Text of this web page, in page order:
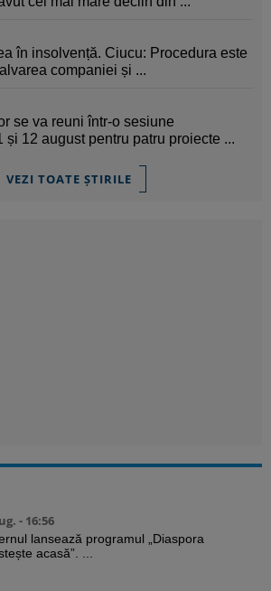
în insolvență. Ciucu: Procedura este
companiei și ...
se va reuni într-o sesiune
și 12 august pentru patru proiecte ...
VEZI TOATE ȘTIRILE
- 16:56
lansează programul „Diaspora
acasă”. ...